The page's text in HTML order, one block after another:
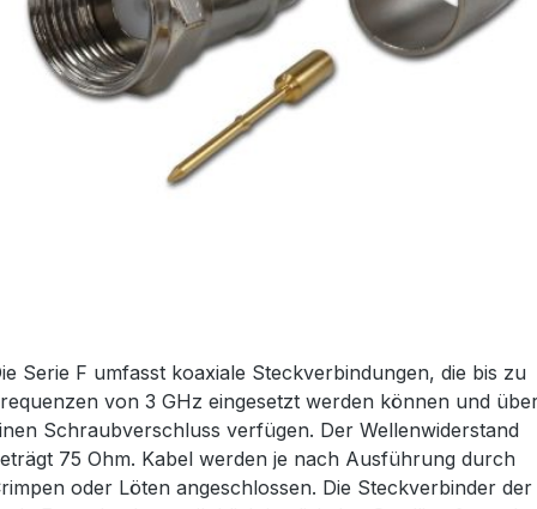
Serie F umfasst koaxiale Steckverbindungen, die bis zu
von 3 GHz eingesetzt werden können und
Schraubverschluss verfügen. Der Wellenwiderstand
75 Ohm. Kabel werden je nach Ausführung durch
oder Löten angeschlossen. Die Steckverbinder der